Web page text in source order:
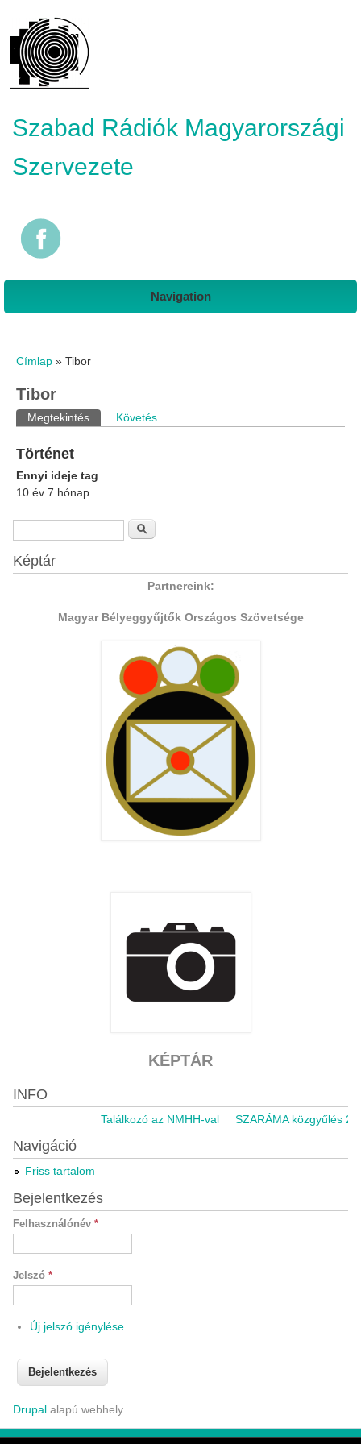
Szabad Rádiók Magyarországi
Szervezete
Navigation
Címlap » Tibor
Tibor
Elsődleges fülek
Megtekintés (aktív fül)Követés
Történet
Ennyi ideje tag
10 év 7 hónap
Keresés űrlap
Képtár
Partnereink:
Magyar Bélyeggyűjtők Országos Szövetsége
KÉPTÁR
INFO
Találkozó az NMHH-val SZARÁMA közgyűlés
Navigáció
Friss tartalom
Bejelentkezés
Felhasználónév *
Jelszó *
Új jelszó igénylése
Drupalalapú webhely